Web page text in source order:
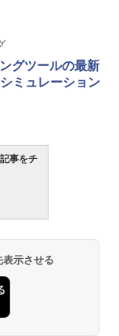
グツールの最新
ミュレーション
事をチ
示させる